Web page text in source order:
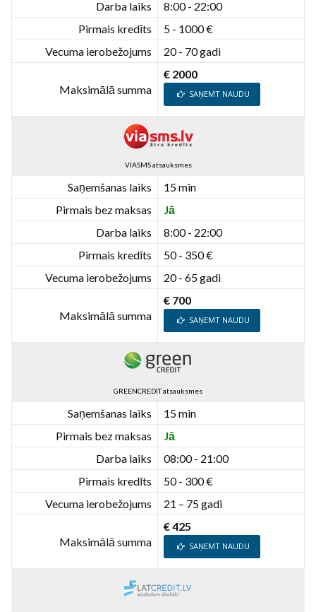
Darba laiks
8:00 - 22:00
Pirmais kredīts
5 - 1000 €
Vecuma ierobežojums
20 - 70 gadi
Maksimālā summa
€ 2000
SAŅEMT NAUDU
VIASMS atsauksmes
Saņemšanas laiks
15 min
Pirmais bez maksas
Jā
Darba laiks
8:00 - 22:00
Pirmais kredīts
50 - 350 €
Vecuma ierobežojums
20 - 65 gadi
Maksimālā summa
€ 700
SAŅEMT NAUDU
GREENCREDIT atsauksmes
Saņemšanas laiks
15 min
Pirmais bez maksas
Jā
Darba laiks
08:00 - 21:00
Pirmais kredīts
50 - 300 €
Vecuma ierobežojums
21 – 75 gadi
Maksimālā summa
€ 425
SAŅEMT NAUDU